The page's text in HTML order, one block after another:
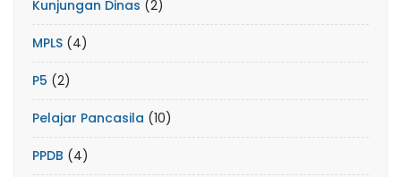
Kunjungan Dinas (2)
MPLS (4)
P5 (2)
Pelajar Pancasila (10)
PPDB (4)